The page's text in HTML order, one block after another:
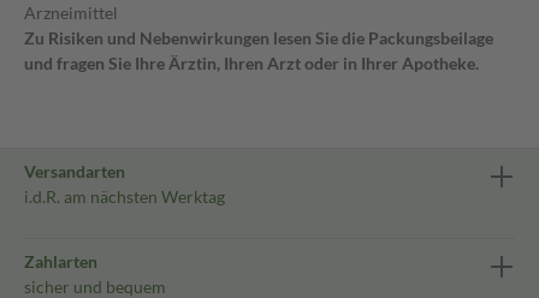
Arzneimittel
Zu Risiken und Nebenwirkungen lesen Sie die Packungsbeilage
und fragen Sie Ihre Ärztin, Ihren Arzt oder in Ihrer Apotheke.
Versandarten
i.d.R. am nächsten Werktag
Zahlarten
sicher und bequem